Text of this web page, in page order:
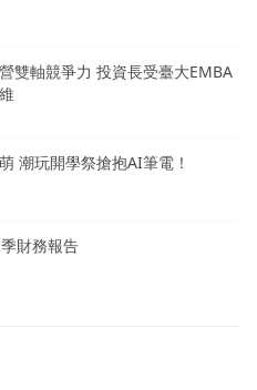
雙軸競爭力 投資長受臺大EMBA
潮玩開學祭搶抱AI筆電！
財務報告